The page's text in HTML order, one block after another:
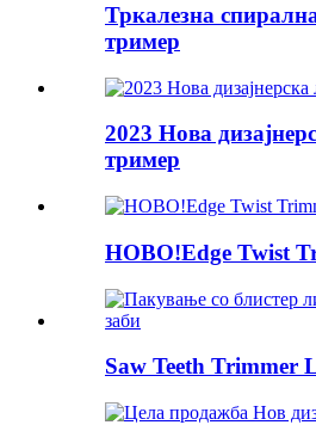
Тркалезна
тример
2023 Нова
тример
НОВО!Edge Twist
Saw Teeth Trimmer